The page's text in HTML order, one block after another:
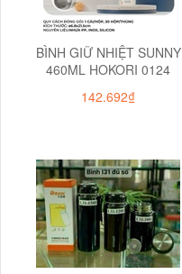
BÌNH GIỮ NHIỆT SUNNY
460ML HOKORI 0124
142.692₫